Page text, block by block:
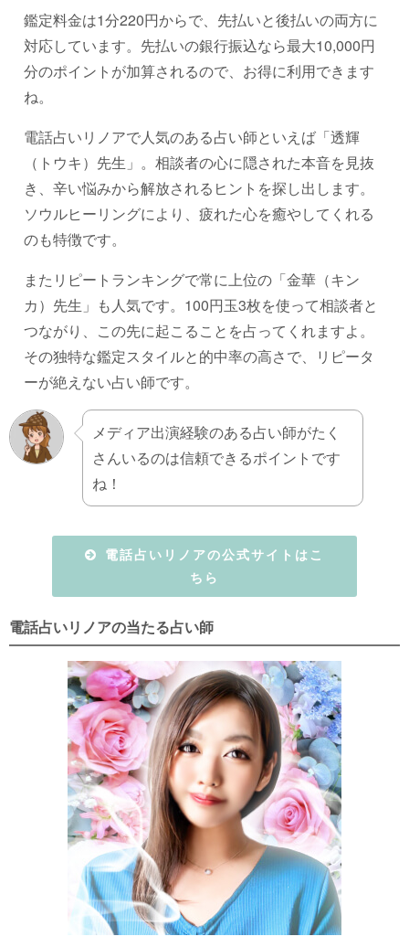
鑑定料金は1分220円からで、先払いと後払いの両方に
対応しています。先払いの銀行振込なら最大10,000円
分のポイントが加算されるので、お得に利用できます
ね。
電話占いリノアで人気のある占い師といえば「透輝
（トウキ）先生」。相談者の心に隠された本音を見抜
き、辛い悩みから解放されるヒントを探し出します。
ソウルヒーリングにより、疲れた心を癒やしてくれる
のも特徴です。
またリピートランキングで常に上位の「金華（キン
カ）先生」も人気です。100円玉3枚を使って相談者と
つながり、この先に起こることを占ってくれますよ。
その独特な鑑定スタイルと的中率の高さで、リピータ
ーが絶えない占い師です。
メディア出演経験のある占い師がたく
さんいるのは信頼できるポイントです
ね！
電話占いリノアの公式サイトはこ
ちら
電話占いリノアの当たる占い師